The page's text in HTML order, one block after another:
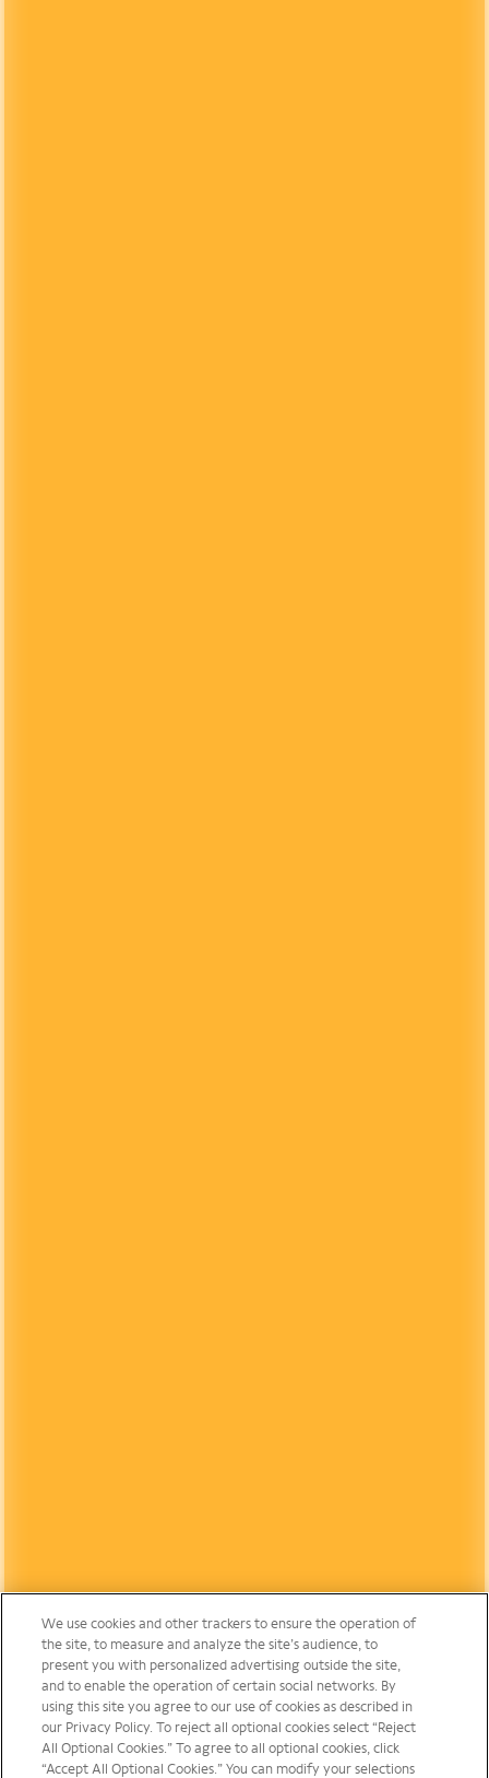
We use cookies and other trackers to ensure the operation of
the site, to measure and analyze the site’s audience, to
present you with personalized advertising outside the site,
and to enable the operation of certain social networks. By
using this site you agree to our use of cookies as described in
our Privacy Policy. To reject all optional cookies select “Reject
All Optional Cookies.” To agree to all optional cookies, click
“Accept All Optional Cookies.” You can modify your selections